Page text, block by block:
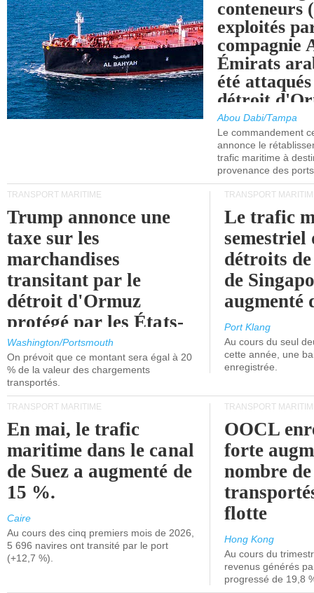
conteneurs
exploités
compagnie
Émirats
été
détroit
Abou Dabi/Tampa
Le commandement
annonce le
trafic maritime à
provenance des
TRANSPORT MARITIME
Trump annonce une
taxe sur les
marchandises
transitant par le
détroit d'Ormuz
protégé par les États-
Unis.
Washington/Portsmouth
On prévoit que ce montant sera égal à 20
% de la valeur des chargements
transportés.
TRANSPORT
Le trafic
semestriel
détroits
de
augmenté
Port Klang
Au cours du seul
cette année, une
enregistrée.
TRANSPORT MARITIME
En mai, le trafic
maritime dans le canal
de Suez a augmenté de
15 %.
Caire
Au cours des cinq premiers mois de 2026,
5 696 navires ont transité par le port
(+12,7 %).
TRANSPORT
OOCL
forte
nombre
flotte
Hong Kong
Au cours du
revenus générés
progressé de 19,8